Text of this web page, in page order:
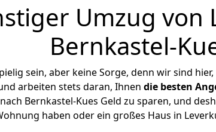
Umzug von
Bernkastel-
sein, aber keine Sorge, denn wir sind
arbeiten stets daran, Ihnen die besten
Bernkastel-Kues Geld zu sparen, und
haben oder ein großes Haus in